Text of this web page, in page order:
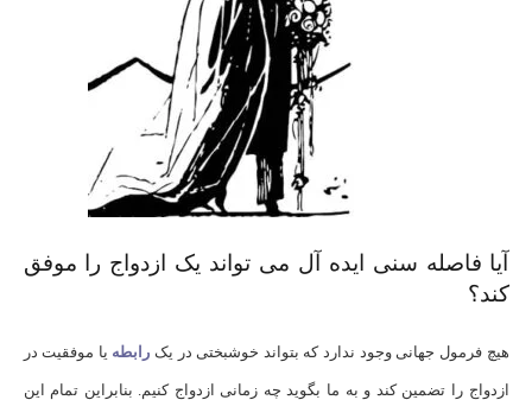
آیا فاصله سنی ایده آل می تواند یک ازدواج را موفق
کند؟
هیچ فرمول جهانی وجود ندارد که بتواند خوشبختی در یک رابطه یا موفقیت در
ازدواج را تضمین کند و به ما بگوید چه زمانی ازدواج کنیم. بنابراین تمام این